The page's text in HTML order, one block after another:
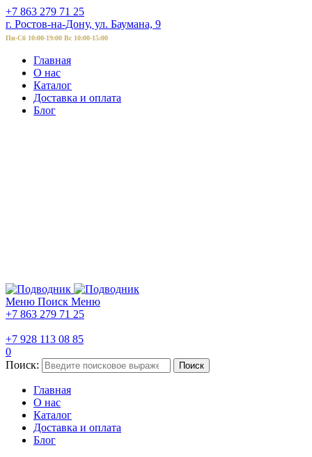
+7 863 279 71 25
г. Ростов-на-Дону, ул. Баумана, 9
Пн-Сб 10:00-19:00 Вс 10:00-15:00
Главная
О нас
Каталог
Доставка и оплата
Блог
Меню Поиск Меню
+7 863 279 71 25
+7 928 113 08 85
0
Поиск:
Поиск
Главная
О нас
Каталог
Доставка и оплата
Блог